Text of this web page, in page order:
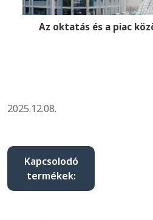
Az oktatás és a piac
2025.12.08.
Kapcsolodó
termékek: